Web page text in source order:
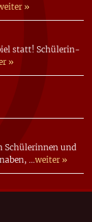
»
statt! Schü­le­rin­
»
Schü­le­rin­nen und
… weiter »